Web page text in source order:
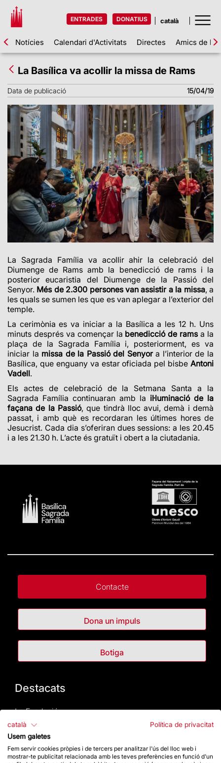
ENTRADES DONATIUS
Notícies Calendari d'Activitats Directes Amics de la
La Basílica va acollir la missa de Rams
Data de publicació 15/04/19
La Sagrada Família va acollir ahir la celebració del
Diumenge de Rams amb la benedicció de rams i la
posterior eucaristia del Diumenge de la Passió del
Senyor. Més de 2.300 persones van assistir a la missa, a
les quals se sumen les que es van aplegar a l’exterior del
temple.
La cerimònia es va iniciar a la Basílica a les 12 h. Uns
minuts després va començar la benedicció de ramsa la
plaça de la Sagrada Família i, posteriorment, es va
iniciar la missa de la Passió del Senyora l’interior de la
Basílica, que enguany va estar oficiada pel bisbe Antoni
Vadell.
Els actes de celebració de la Setmana Santa a la
Sagrada Família continuaran amb la il·luminació de la
façana de la Passió, que tindrà lloc avui, demà i demà
passat, i amb què es recordaran les últimes hores de
Jesucrist. Cada dia s’oferiran dues sessions: a les 20.45
i a les 21.30 h. L’acte és gratuït i obert a la ciutadania.
Contacte
Dona un impuls
Botiga
Destacats
La Fundació
Preguntes freqüents
Atenció al Visitant
català
Política de privacitat
Usem galetes
Fem servir cookies pròpies i de tercers per analitzar l'ús del lloc web i
mostrar-te publicitat relacionada amb les teves preferències en funció d'un